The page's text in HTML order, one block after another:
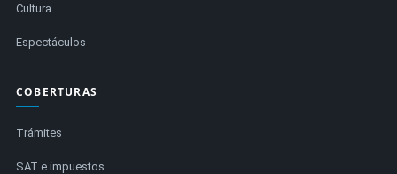
Cultura
Espectáculos
COBERTURAS
Trámites
SAT e impuestos